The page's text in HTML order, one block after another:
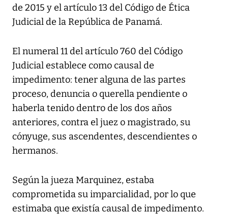
de 2015 y el artículo 13 del Código de Ética
Judicial de la República de Panamá.
El numeral 11 del artículo 760 del Código
Judicial establece como causal de
impedimento: tener alguna de las partes
proceso, denuncia o querella pendiente o
haberla tenido dentro de los dos años
anteriores, contra el juez o magistrado, su
cónyuge, sus ascendentes, descendientes o
hermanos.
Según la jueza Marquinez, estaba
comprometida su imparcialidad, por lo que
estimaba que existía causal de impedimento.